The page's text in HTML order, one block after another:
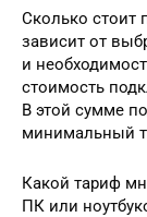
Сколько стоит
зависит от
и
стоимость
В этой сумме
минимальный
Какой тариф
ПК или